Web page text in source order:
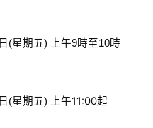
日 (星期五) 上午9時至10時
日 (星期五) 上午11:00起